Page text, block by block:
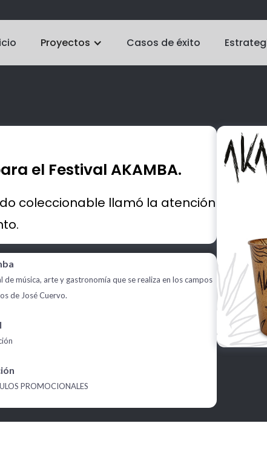
Proyectos Casos de éxito
el Festival AKAMBA.
coleccionable llamó la atención
de música, arte y gastronomía que se realiza en los campos
de José Cuervo.
PROMOCIONALES